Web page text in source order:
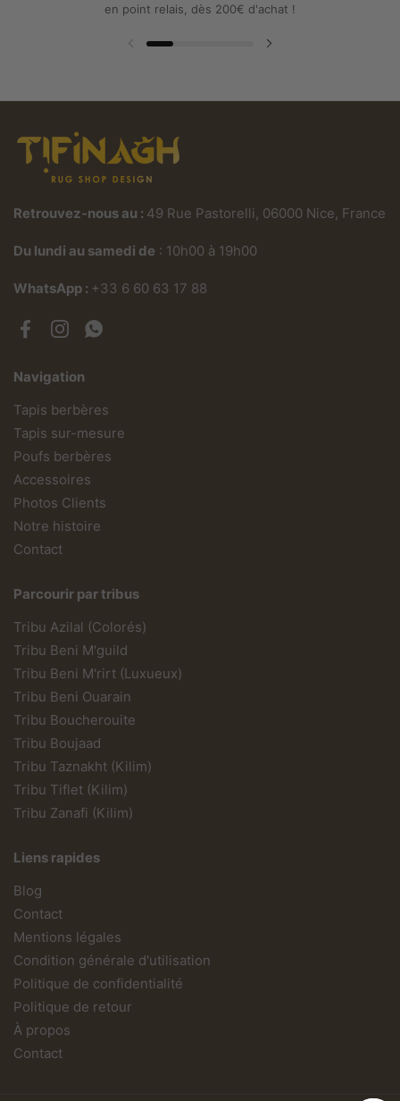
en point relais, dès 200€ d'achat !
Diapositive précédente
Retrouvez-nous au : 49 Rue Pastorelli, 06000 Nice, France
Du lundi au samedi de : 10h00 à 19h00
WhatsApp : +33 6 60 63 17 88
FacebookInstagramWhatsApp
Navigation
Tapis berbères
Tapis sur-mesure
Poufs berbères
Accessoires
Photos Clients
Notre histoire
Contact
Parcourir par tribus
Tribu Azilal (Colorés)
Tribu Beni M'guild
Tribu Beni M'rirt (Luxueux)
Tribu Beni Ouarain
Tribu Boucherouite
Tribu Boujaad
Tribu Taznakht (Kilim)
Tribu Tiflet (Kilim)
Tribu Zanafi (Kilim)
Liens rapides
Blog
Contact
Mentions légales
Condition générale d'utilisation
Politique de confidentialité
Politique de retour
À propos
Contact